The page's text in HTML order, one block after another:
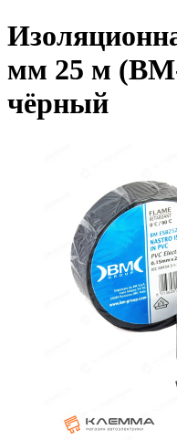
мм 25 м
чёрный